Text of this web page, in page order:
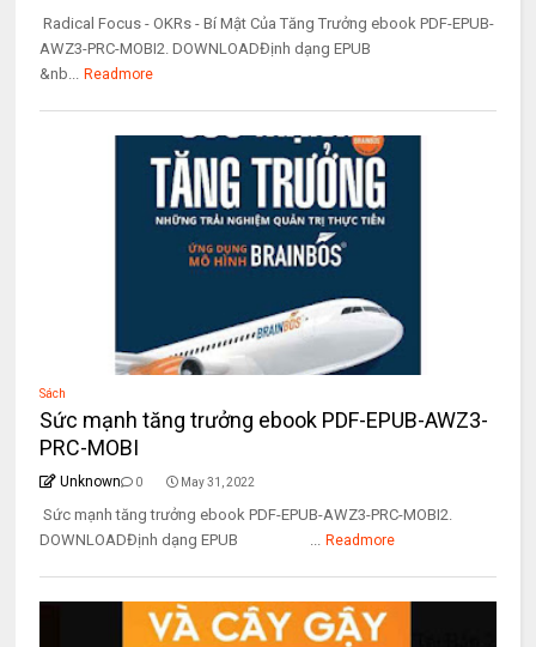
Radical Focus - OKRs - Bí Mật Của Tăng Trưởng ebook PDF-EPUB-
AWZ3-PRC-MOBI2. DOWNLOADĐịnh dạng EPUB
&nb... Readmore
Sách
Sức mạnh tăng trưởng ebook PDF-EPUB-AWZ3-
PRC-MOBI
Unknown 0 May 31, 2022
Sức mạnh tăng trưởng ebook PDF-EPUB-AWZ3-PRC-MOBI2.
DOWNLOADĐịnh dạng EPUB ... Readmore